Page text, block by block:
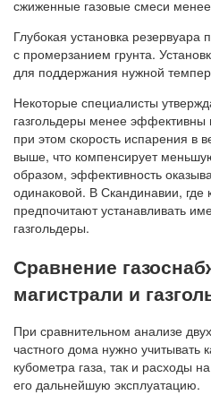
сжиженные газовые смеси
Глубокая установка
с промерзанием грунта.
для поддержания нужной
Некоторые специалисты
газгольдеры менее эффективны
при этом скорость испарения в
выше, что компенсирует
образом, эффективность
одинаковой. В Скандинавии,
предпочитают устанавливать
газгольдеры.
Сравнение
магистрали и
При сравнительном анализе
частного дома нужно учитывать
кубометра газа, так и расходы
его дальнейшую эксплуатацию.